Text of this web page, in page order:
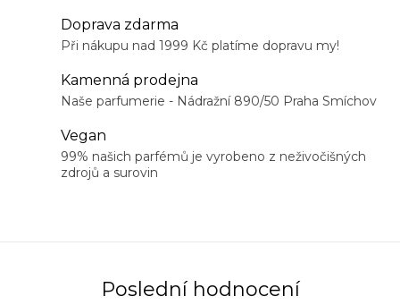
Doprava zdarma
Při nákupu nad 1999 Kč platíme dopravu my!
Kamenná prodejna
Naše parfumerie - Nádražní 890/50 Praha Smíchov
Vegan
99% našich parfémů je vyrobeno z neživočišných
zdrojů a surovin
Poslední hodnocení